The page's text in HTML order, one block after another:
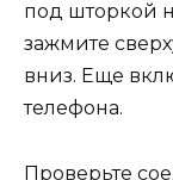
под шторкой
зажмите
вниз. Еще
телефона.
Проверьте